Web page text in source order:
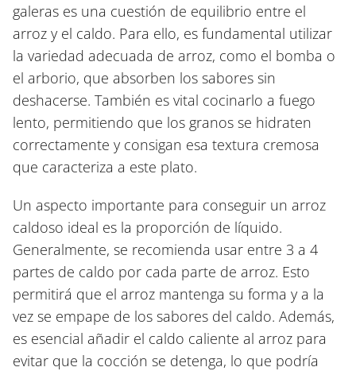
galeras es una cuestión de equilibrio entre el
arroz y el caldo. Para ello, es fundamental utilizar
la variedad adecuada de arroz, como el bomba o
el arborio, que absorben los sabores sin
deshacerse. También es vital cocinarlo a fuego
lento, permitiendo que los granos se hidraten
correctamente y consigan esa textura cremosa
que caracteriza a este plato.
Un aspecto importante para conseguir un arroz
caldoso ideal es la proporción de líquido.
Generalmente, se recomienda usar entre 3 a 4
partes de caldo por cada parte de arroz. Esto
permitirá que el arroz mantenga su forma y a la
vez se empape de los sabores del caldo. Además,
es esencial añadir el caldo caliente al arroz para
evitar que la cocción se detenga, lo que podría